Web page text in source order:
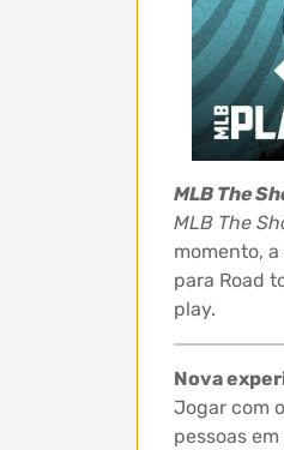
MLB The
MLB The
momento,
para Road
play.
Nova
Jogar com
pessoas